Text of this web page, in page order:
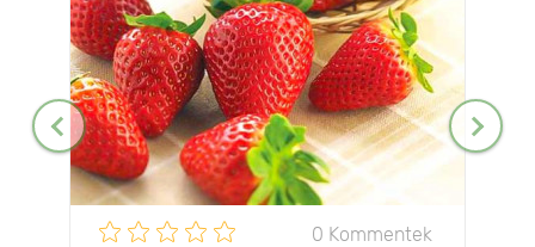
0 Kommentek